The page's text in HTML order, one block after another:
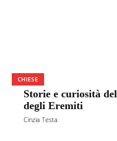
CHIESE
Storie e curiosità
degli Eremiti
Cinzia Testa